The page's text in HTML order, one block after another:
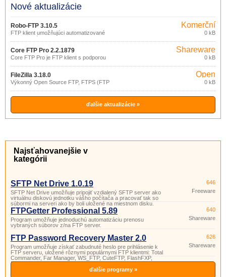
Nové aktualizácie
Robo-FTP 3.10.5
FTP klient umožňujúci automatizované
prenosy súborov.
Komerční
0 kB
Core FTP Pro 2.2.1879
Core FTP Pro je FTP klient s podporou
Shareware
0 kB
FileZilla 3.18.0
Výkonný Open Source FTP, FTPS (FTP
Transfer Protocol) klient vybavený
mnohými funkciami a možnosťami.
Open
source
(gpl)
0 kB
ďalšie aktualizácie »
Najsťahovanejšie v
kategórii
SFTP Net Drive 1.0.19
SFTP Net Drive umožňuje pripojiť vzdialený SFTP server ako
virtuálnu diskovú jednotku vášho počítača a pracovať tak so
súbormi na serveri ako by boli uložené na miestnom disku.
646
Freeware
FTPGetter Professional 5.89
Program umožňuje jednoduchú automatizáciu prenosu
vybraných súborov z/na FTP server.
640
Shareware
FTP Password Recovery Master 2.0
Program umožňuje získať zabudnuté heslo pre prihlásenie k
FTP serveru, uložené rôznymi populárnymi FTP klientmi: Total
Commander, Far Manager, WS_FTP, CuteFTP, FlashFXP,
FileZilla, FTP Commander a SmartFTP.
626
Shareware
ďalšie programy »